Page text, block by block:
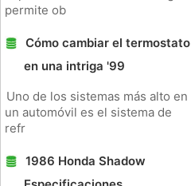
permite ob
Cómo cambiar el termostato
en una intriga '99
Uno de los sistemas más alto en
un automóvil es el sistema de
refr
1986 Honda Shadow